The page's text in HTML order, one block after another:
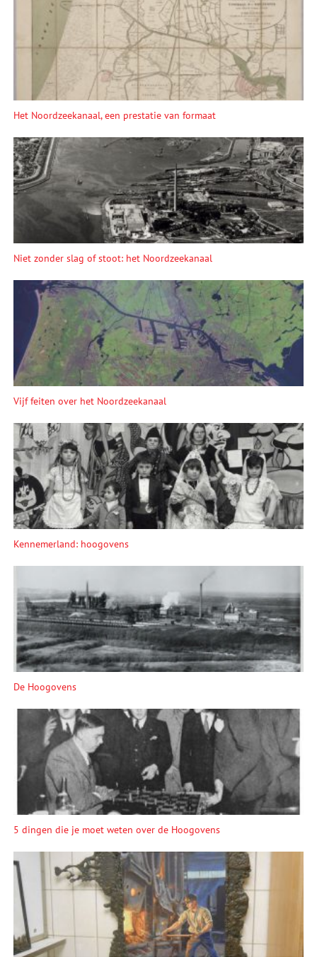
Het Noordzeekanaal, een prestatie van formaat
Niet zonder slag of stoot: het Noordzeekanaal
Vijf feiten over het Noordzeekanaal
Kennemerland: hoogovens
De Hoogovens
5 dingen die je moet weten over de Hoogovens